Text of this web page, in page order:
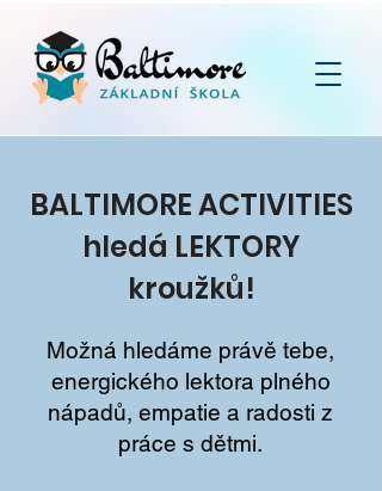
BALTIMORE ACTIVITIES
hledá LEKTORY
kroužků!
Možná hledáme právě tebe,
energického lektora plného
nápadů, empatie a radosti z
práce s dětmi.